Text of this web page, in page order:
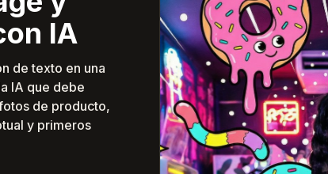
IA
de texto en una
IA que debe
de producto,
y primeros